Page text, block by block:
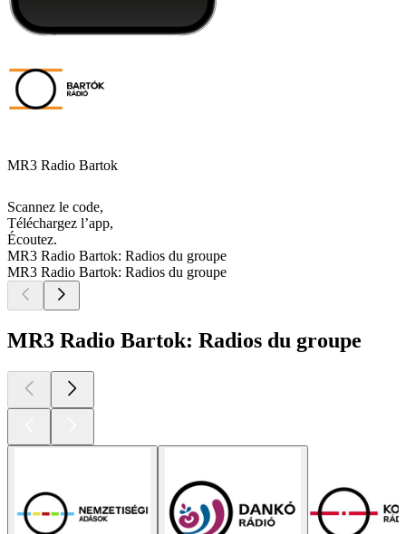
MR3 Radio Bartok
Scannez le code,
Téléchargez l’app,
Écoutez.
MR3 Radio Bartok: Radios du groupe
MR3 Radio Bartok: Radios du groupe
MR3 Radio Bartok: Radios du groupe